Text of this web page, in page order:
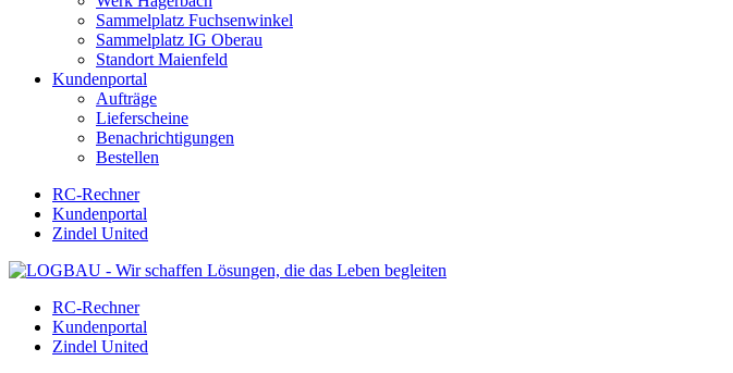
Sammelplatz Fuchsenwinkel
Sammelplatz IG Oberau
Standort Maienfeld
Kundenportal
Aufträge
Lieferscheine
Benachrichtigungen
Bestellen
RC-Rechner
Kundenportal
Zindel United
RC-Rechner
Kundenportal
Zindel United